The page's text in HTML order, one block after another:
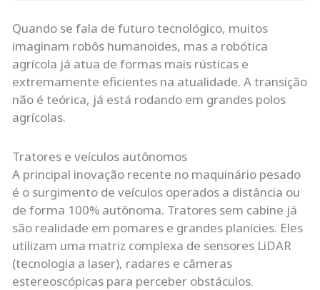
Quando se fala de futuro tecnológico, muitos
imaginam robôs humanoides, mas a robótica
agrícola já atua de formas mais rústicas e
extremamente eficientes na atualidade. A transição
não é teórica, já está rodando em grandes polos
agrícolas.
Tratores e veículos autônomos
A principal inovação recente no maquinário pesado
é o surgimento de veículos operados a distância ou
de forma 100% autônoma. Tratores sem cabine já
são realidade em pomares e grandes planícies. Eles
utilizam uma matriz complexa de sensores LiDAR
(tecnologia a laser), radares e câmeras
estereoscópicas para perceber obstáculos.